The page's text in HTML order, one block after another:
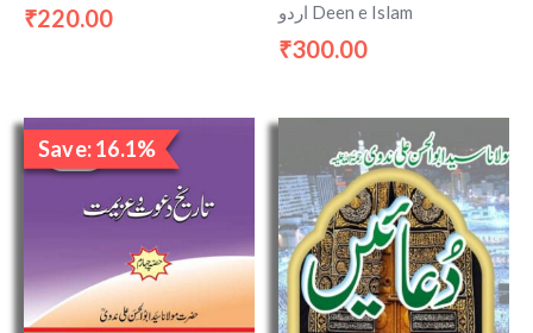
₹220.00 اردو Deen e Islam
₹300.00
Save: 16.1%
Sale!
Original
price
was:
₹1,550.00.
Current
₹1,300.00.